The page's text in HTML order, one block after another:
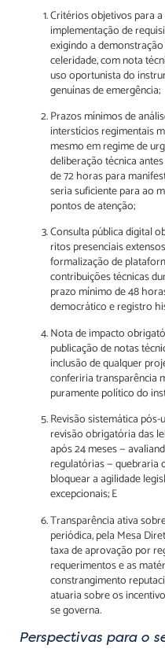
Critérios objetivos para
implementação de
exigindo a
celeridade, com nota
uso oportunista do
genuínas de emergência;
Prazos mínimos de
interstícios regimentais
mesmo em regime de
deliberação técnica
de 72 horas para
seria suficiente para ao
pontos de atenção;
Consulta pública digital
ritos presenciais
formalização de
contribuições técnicas
prazo mínimo de 48
democrático e registro
Nota de impacto
publicação de notas
inclusão de qualquer
conferiria transparência
puramente político do
Revisão sistemática
revisão obrigatória das
após 24 meses —
regulatórias — quebraria
bloquear a agilidade
excepcionais; E
Transparência ativa
periódica, pela Mesa
taxa de aprovação por
requerimentos e as
constrangimento
atuaria sobre os
se governa.
Perspectivas para o